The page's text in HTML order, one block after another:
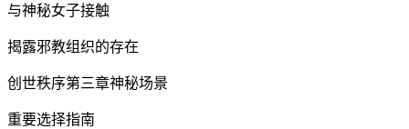
与神秘女子接触
揭露邪教组织的存在
创世秩序第三章神秘场景
重要选择指南